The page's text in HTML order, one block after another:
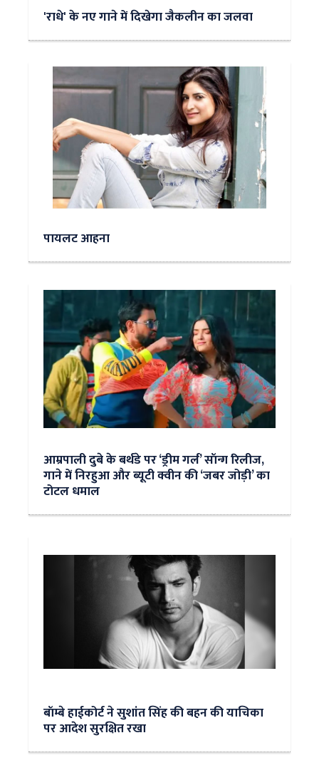
'राधे' के नए गाने में दिखेगा जैकलीन का जलवा
पायलट आहना
आम्रपाली दुबे के बर्थडे पर ‘ड्रीम गर्ल’ सॉन्ग रिलीज,
गाने में निरहुआ और ब्यूटी क्वीन की ‘जबर जोड़ी’ का
टोटल धमाल
बॉम्बे हाईकोर्ट ने सुशांत सिंह की बहन की याचिका
पर आदेश सुरक्षित रखा